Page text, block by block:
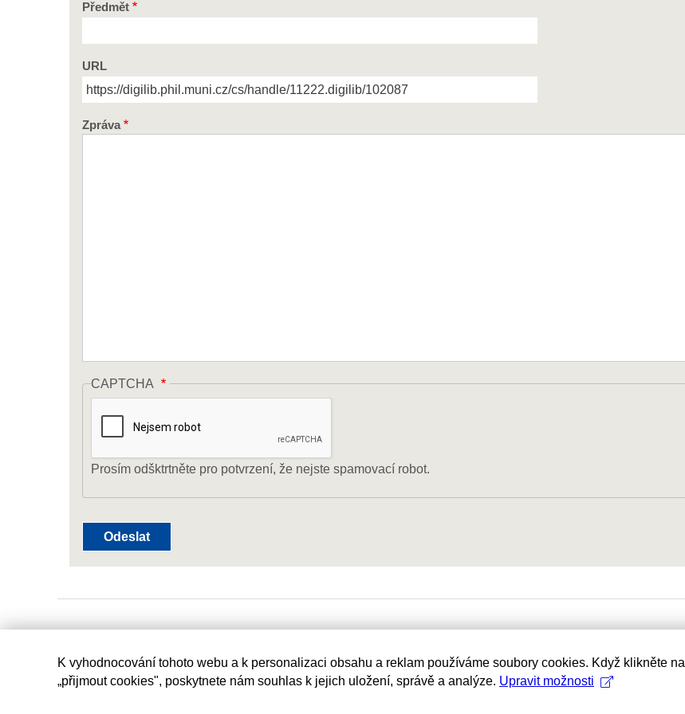
Předmět
URL
Zpráva
CAPTCHA
Prosím odšktrtněte pro potvrzení, že nejste spamovací robot.
K vyhodnocování tohoto webu a k personalizaci obsahu a reklam používáme soubory cookies. Když klikněte na
„přijmout cookies", poskytnete nám souhlas k jejich uložení, správě a analýze. Upravit možnosti